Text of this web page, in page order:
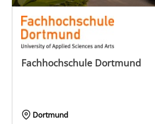
Fachhochschule Dortmund
Dortmund